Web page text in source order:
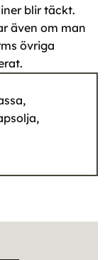
blir täckt.
även om man
övriga